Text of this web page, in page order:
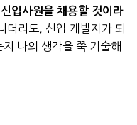
입사원을 채용할 것이라
더라도, 신입 개발자가 되
나의 생각을 쭉 기술해